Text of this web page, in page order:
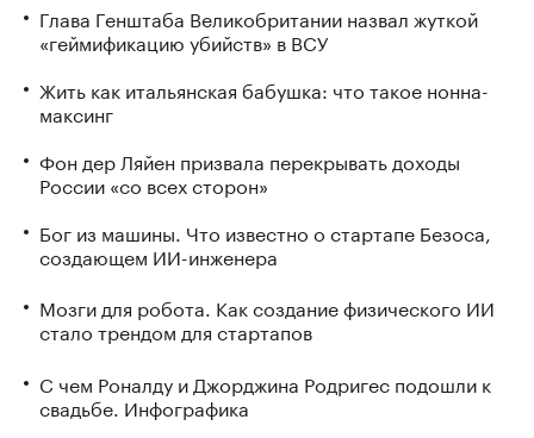
Глава Генштаба Великобритании назвал жуткой
«геймификацию убийств» в ВСУ
Жить как итальянская бабушка: что такое нонна-
максинг
Фон дер Ляйен призвала перекрывать доходы
России «со всех сторон»
Бог из машины. Что известно о стартапе Безоса,
создающем ИИ-инженера
Мозги для робота. Как создание физического ИИ
стало трендом для стартапов
С чем Роналду и Джорджина Родригес подошли к
свадьбе. Инфографика